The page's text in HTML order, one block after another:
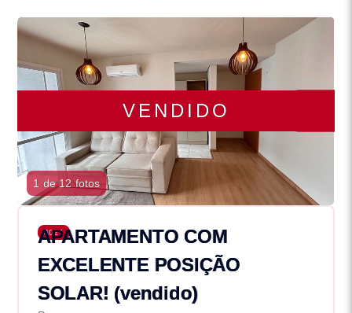
VENDIDO
1 de 12 fotos
4027
APARTAMENTO COM
EXCELENTE POSIÇÃO
SOLAR! (vendido)